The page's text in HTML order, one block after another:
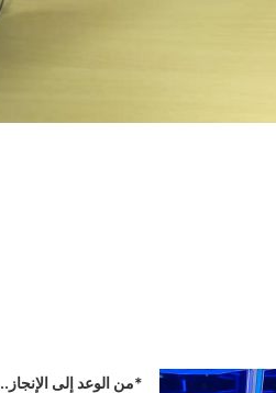
*من الوعد إلى الإنجاز..